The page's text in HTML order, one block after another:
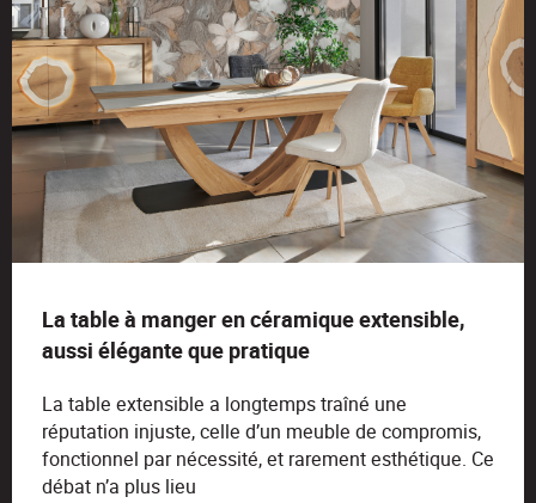
La table à manger en céramique extensible,
aussi élégante que pratique
La table extensible a longtemps traîné une
réputation injuste, celle d’un meuble de compromis,
fonctionnel par nécessité, et rarement esthétique. Ce
débat n’a plus lieu